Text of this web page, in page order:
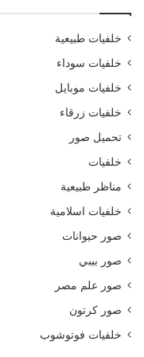
خلفيات طبيعية
خلفيات سوداء
خلفيات موبايل
خلفيات زرقاء
تحميل صور
خلفيات
مناظر طبيعية
خلفيات اسلامية
صور حيوانات
صور بيبي
صور علم مصر
صور كرتون
خلفيات فوتوشوب